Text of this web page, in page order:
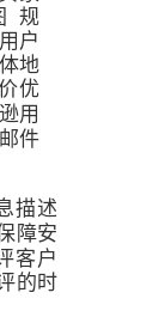
规
户
地
优
用
件
描述
障安
客户
的时